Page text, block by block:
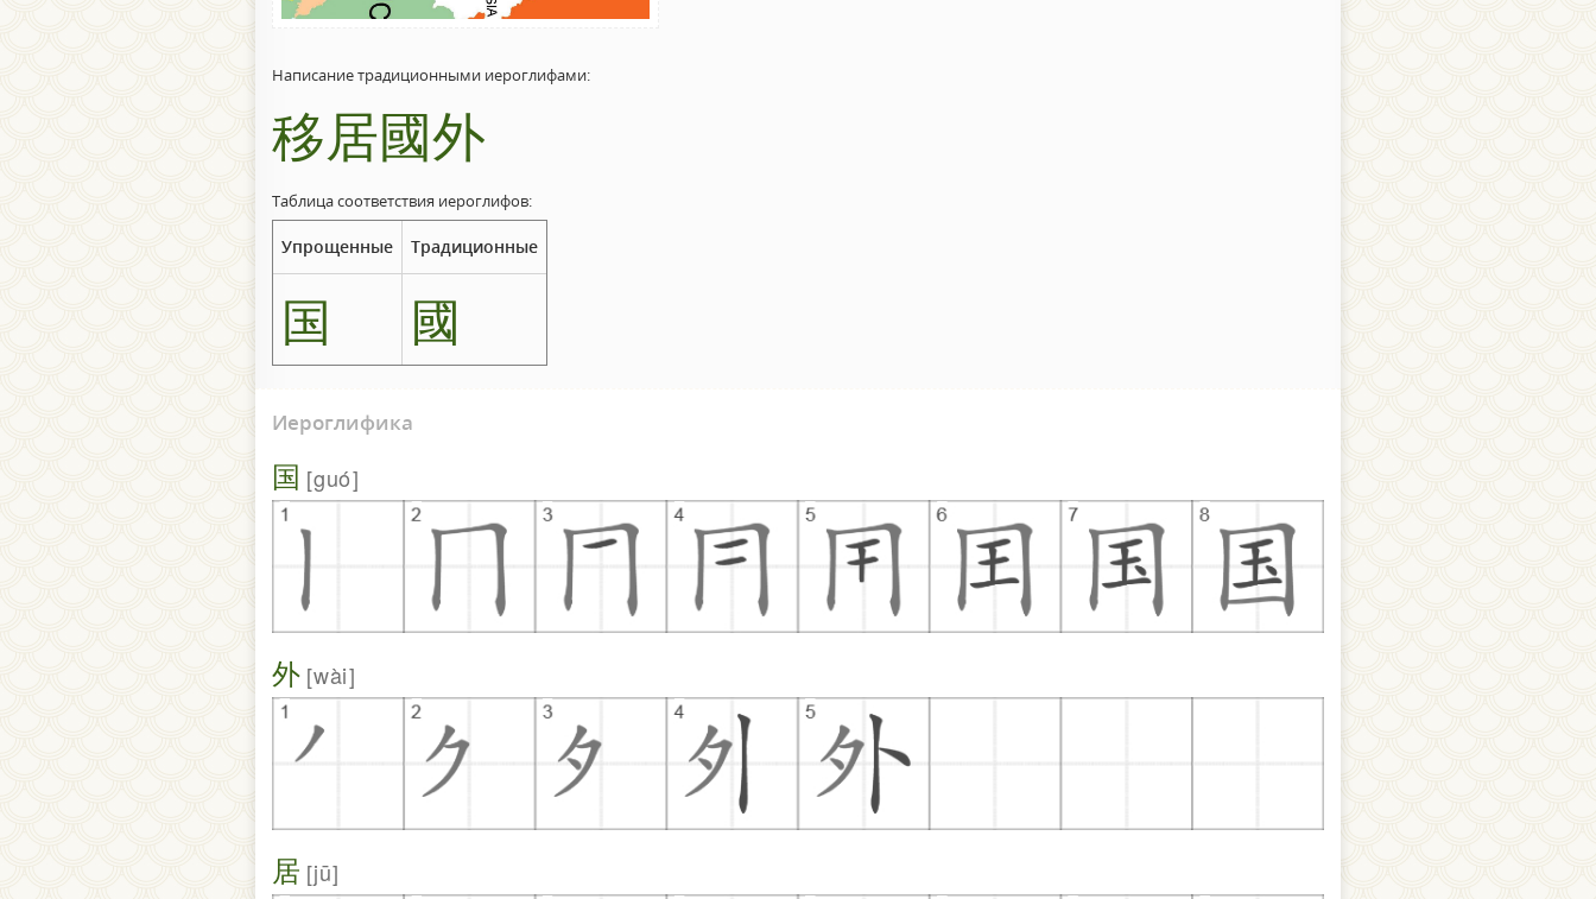
Написание традиционными иероглифами:
移居國外
Таблица соответствия иероглифов:
Упрощенные Традиционные
国 國
Иероглифика
国 guó
外 wài
居 jū